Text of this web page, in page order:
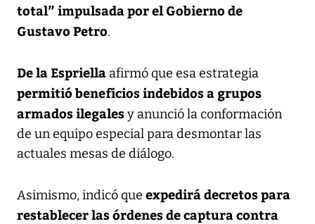
total” impulsada por el Gobierno de
Gustavo Petro.
De la Espriella afirmó que esa estrategia
permitió beneficios indebidos a grupos
armados ilegalesy anunció la conformación
de un equipo especial para desmontar las
actuales mesas de diálogo.
Asimismo, indicó que expedirá decretos para
restablecer las órdenes de captura contra